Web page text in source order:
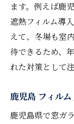
ます。例えば鹿
遮熱フィルム導
えて、冬場も室
待できるため、
れた対策として
鹿児島 フィル
鹿児島県で窓ガ